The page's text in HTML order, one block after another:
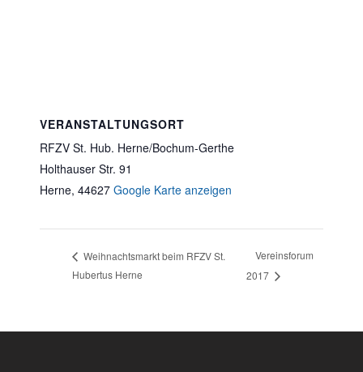
VERANSTALTUNGSORT
RFZV St. Hub. Herne/Bochum-Gerthe
Holthauser Str. 91
Herne, 44627 Google Karte anzeigen
Weihnachtsmarkt beim RFZV St.
Hubertus Herne
Vereinsforum
2017